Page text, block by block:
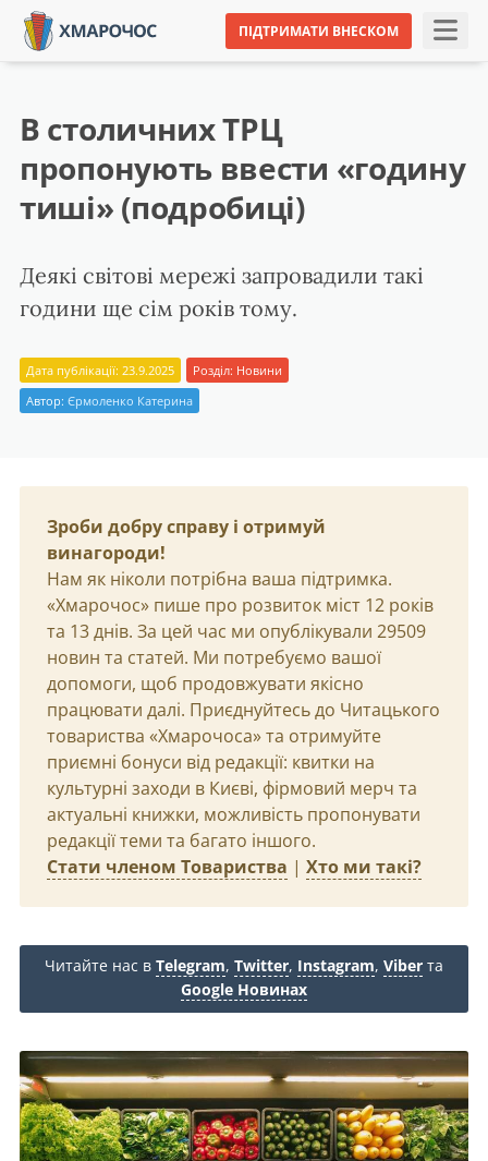
ПІДТРИМАТИ ВНЕСКОМ
В столичних ТРЦ
пропонують ввести «годину
тиші» (подробиці)
Деякі світові мережі запровадили такі
години ще сім років тому.
Дата публікації: 23.9.2025 Розділ: Новини
Автор: Єрмоленко Катерина
Зроби добру справу і отримуй
винагороди!
Нам як ніколи потрібна ваша підтримка.
«Хмарочос» пише про розвиток міст 12 років
та 13 днів. За цей час ми опублікували 29509
новин та статей. Ми потребуємо вашої
допомоги, щоб продовжувати якісно
працювати далі. Приєднуйтесь до Читацького
товариства «Хмарочоса» та отримуйте
приємні бонуси від редакції: квитки на
культурні заходи в Києві, фірмовий мерч та
актуальні книжки, можливість пропонувати
редакції теми та багато іншого.
Стати членом Товариства | Хто ми такі?
Читайте нас в Telegram, Twitter, Instagram, Viber та
Google Новинах